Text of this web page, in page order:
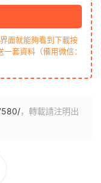
面就能夠看到下載按
套資料（備用微信：
，轉載請注明出